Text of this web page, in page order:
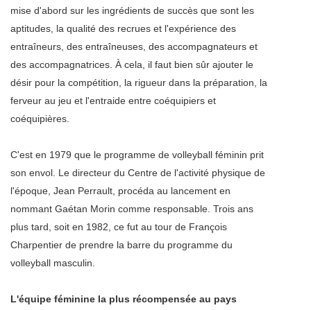
mise d'abord sur les ingrédients de succès que sont les
aptitudes, la qualité des recrues et l'expérience des
entraîneurs, des entraîneuses, des accompagnateurs et
des accompagnatrices. À cela, il faut bien sûr ajouter le
désir pour la compétition, la rigueur dans la préparation, la
ferveur au jeu et l'entraide entre coéquipiers et
coéquipières.
C'est en 1979 que le programme de volleyball féminin prit
son envol. Le directeur du Centre de l'activité physique de
l'époque, Jean Perrault, procéda au lancement en
nommant Gaétan Morin comme responsable. Trois ans
plus tard, soit en 1982, ce fut au tour de François
Charpentier de prendre la barre du programme du
volleyball masculin.
L'équipe féminine la plus récompensée au pays